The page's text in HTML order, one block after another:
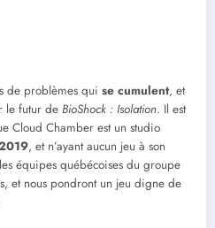
de problèmes qui se cumulent, et
le futur de BioShock : Isolation. Il est
Cloud Chamber est un studio
, et n’ayant aucun jeu à son
équipes québécoises du groupe
et nous pondront un jeu digne de